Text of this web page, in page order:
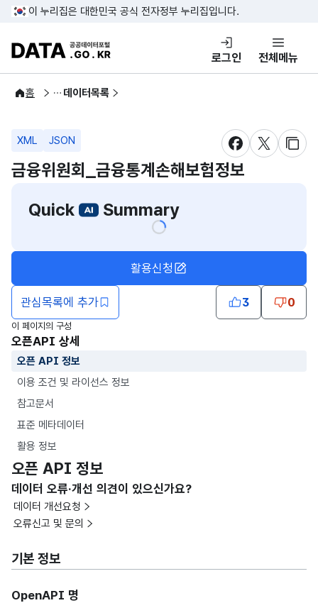
콘텐츠 바로가기
푸터 바로가기
이 누리집은 대한민국 공식 전자정부 누리집입니다.
DATA.GO.KR 공공데이터포털
로그인 전체메뉴
홈
공공데이터 데이터목록
XML JSON
새창 열림새창 열림
새창
금융위원회_금융통계손해보험정보
Quick
Summary
관심목록에 추가
활용신청
3 0
이 페이지의 구성
오픈API 상세
오픈 API 정보
이용 조건 및 라이선스 정보
참고문서
표준 메타데이터
활용 정보
오픈 API 정보
데이터 오류·개선 의견이 있으신가요?
데이터 개선요청
오류신고 및 문의
기본 정보
OpenAPI 명